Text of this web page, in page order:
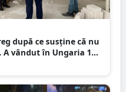
după ce susține că nu
vândut în Ungaria 120
de 7.000 de euro